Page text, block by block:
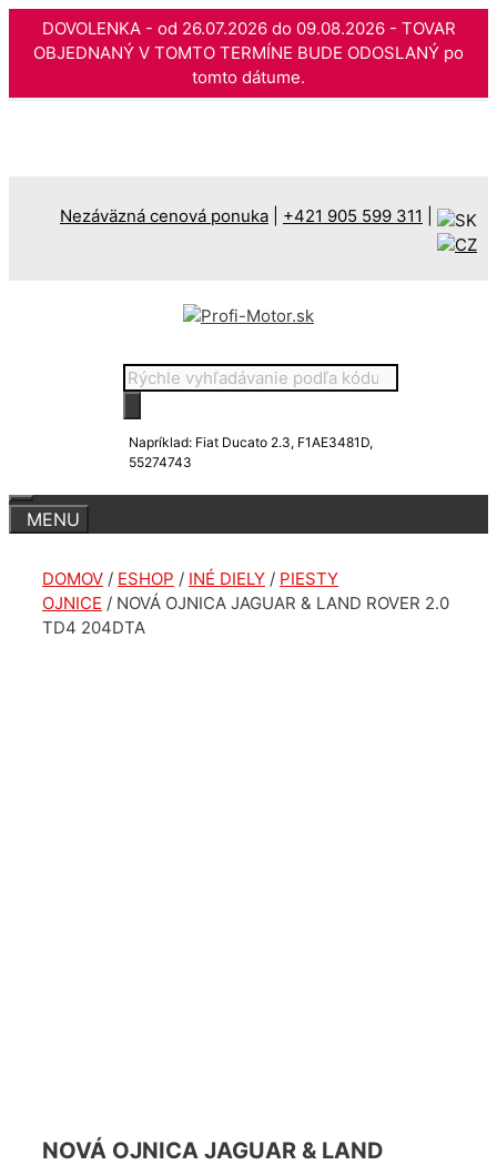
DOVOLENKA - od 26.07.2026 do 09.08.2026 - TOVAR
OBJEDNANÝ V TOMTO TERMÍNE BUDE ODOSLANÝ po
tomto dátume.
Nezáväzná cenová ponuka +421 905 599 311
Products
search
Napríklad: Fiat Ducato 2.3, F1AE3481D,
55274743
DOMOV / ESHOP / INÉ DIELY / PIESTY
OJNICE / NOVÁ OJNICA JAGUAR & LAND ROVER 2.0
TD4 204DTA
NOVÁ OJNICA JAGUAR & LAND